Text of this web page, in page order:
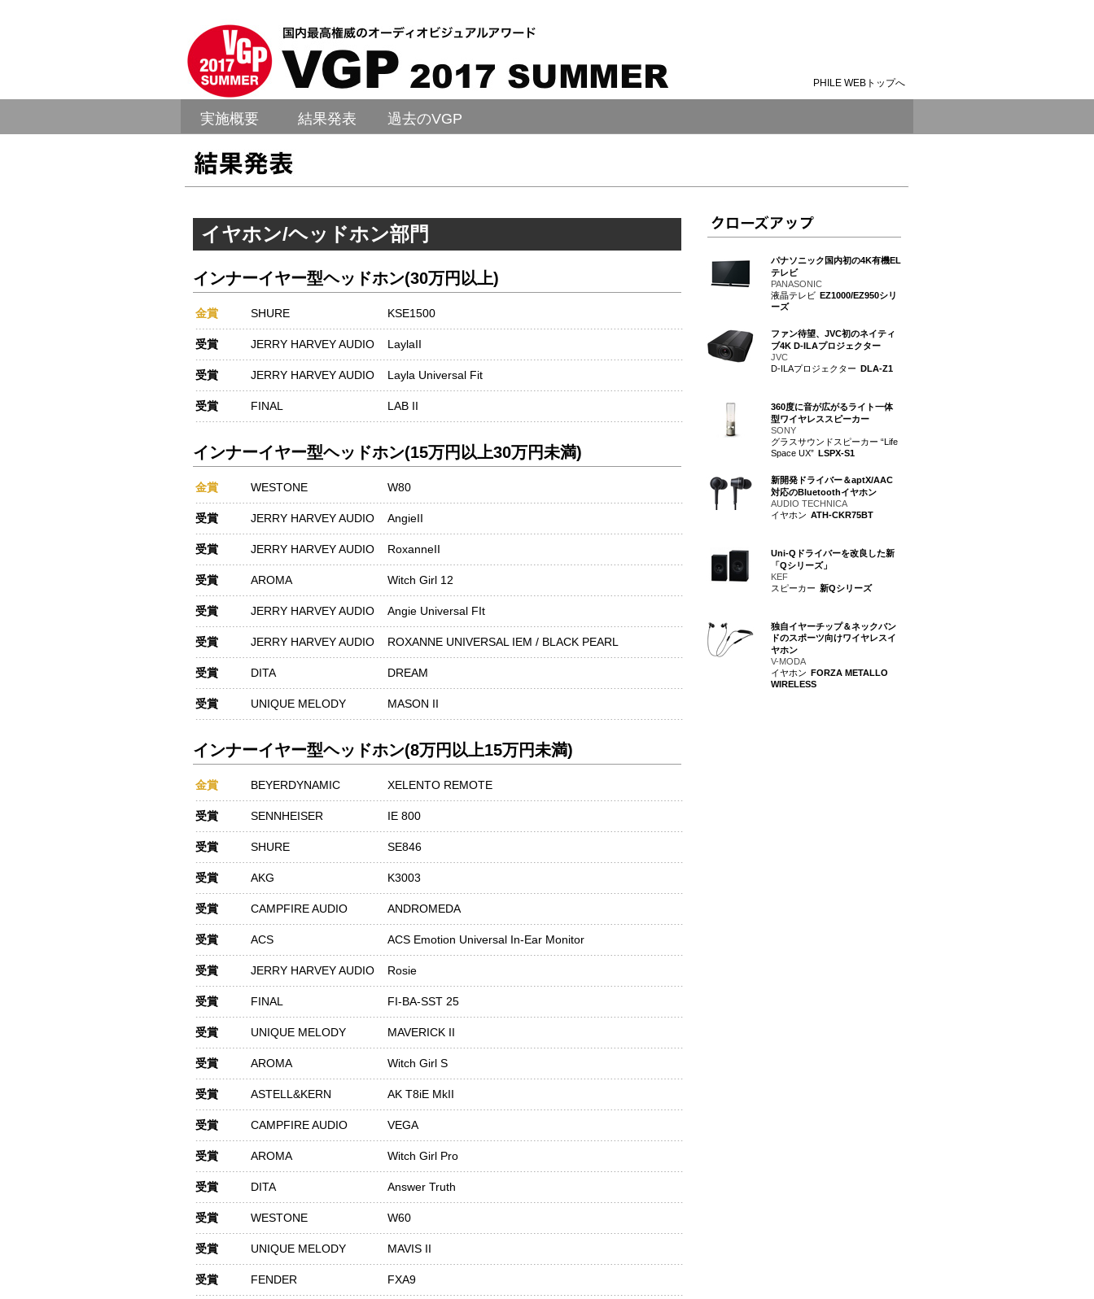
PHILE WEBトップへ
実施概要 結果発表 過去のVGP
イヤホン/ヘッドホン部門
インナーイヤー型ヘッドホン(30万円以上)
金賞 SHURE KSE1500
受賞 JERRY HARVEY AUDIO LaylaII
受賞 JERRY HARVEY AUDIO Layla Universal Fit
受賞 FINAL LAB II
インナーイヤー型ヘッドホン(15万円以上30万円未満)
金賞 WESTONE W80
受賞 JERRY HARVEY AUDIO AngieII
受賞 JERRY HARVEY AUDIO RoxanneII
受賞 AROMA Witch Girl 12
受賞 JERRY HARVEY AUDIO Angie Universal FIt
受賞 JERRY HARVEY AUDIO ROXANNE UNIVERSAL IEM / BLACK PEARL
受賞 DITA DREAM
受賞 UNIQUE MELODY MASON II
インナーイヤー型ヘッドホン(8万円以上15万円未満)
金賞 BEYERDYNAMIC XELENTO REMOTE
受賞 SENNHEISER IE 800
受賞 SHURE SE846
受賞 AKG K3003
受賞 CAMPFIRE AUDIO ANDROMEDA
受賞 ACS ACS Emotion Universal In-Ear Monitor
受賞 JERRY HARVEY AUDIO Rosie
受賞 FINAL FI-BA-SST 25
受賞 UNIQUE MELODY MAVERICK II
受賞 AROMA Witch Girl S
受賞 ASTELL&KERN AK T8iE MkII
受賞 CAMPFIRE AUDIO VEGA
受賞 AROMA Witch Girl Pro
受賞 DITA Answer Truth
受賞 WESTONE W60
受賞 UNIQUE MELODY MAVIS II
受賞 FENDER FXA9
パナソニック国内初の4K有機EL
テレビ
PANASONIC
液晶テレビ EZ1000/EZ950シリ
ーズ
ファン待望、JVC初のネイティ
ブ4K D-ILAプロジェクター
JVC
D-ILAプロジェクター DLA-Z1
360度に音が広がるライト一体
型ワイヤレススピーカー
SONY
グラスサウンドスピーカー “Life
Space UX” LSPX-S1
新開発ドライバー＆aptX/AAC
対応のBluetoothイヤホン
AUDIO TECHNICA
イヤホン ATH-CKR75BT
Uni-Qドライバーを改良した新
「Qシリーズ」
KEF
スピーカー 新Qシリーズ
独自イヤーチップ＆ネックバン
ドのスポーツ向けワイヤレスイ
ヤホン
V-MODA
イヤホン FORZA METALLO
WIRELESS